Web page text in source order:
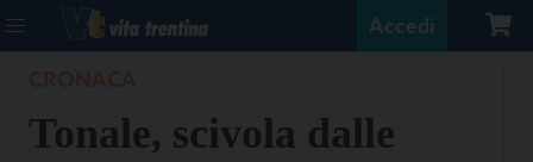
Accedi
Tonale, scivola dalle